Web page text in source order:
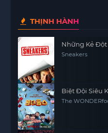
THỊNH HÀNH
Những Kẻ
Sneakers
Biệt Đội Siêu
The